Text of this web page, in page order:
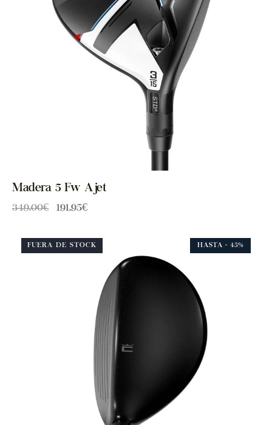
Madera 5 Fw Ajet
349.00€ 191.95€
FUERA DE STOCK HASTA - 45%